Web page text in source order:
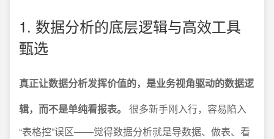
1. 数据分析的底层逻辑与高效工具
甄选
真正让数据分析发挥价值的，是业务视角驱动的数据逻
辑，而不是单纯看报表。
很多新手刚入行，容易陷入
“表格控”误区——觉得数据分析就是导数据、做表、看